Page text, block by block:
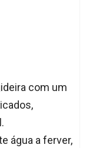
com um
água a ferver,